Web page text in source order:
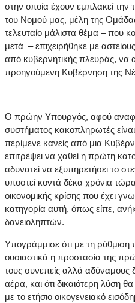
στην οποία έχουν εμπλακεί την
του Νομού μας, μέλη της
τελευταίο μάλιστα θέμα – που
μετά – επιχειρήθηκε με
από κυβερνητικής πλευράς, να
προηγούμενη Κυβέρνηση της
Ο πρώην Υπουργός, αφού
συστήματος κακοπληρωτές είναι
περίμενε κανείς από μια
επιτρέψει να χαθεί η πρώτη
αδυνατεί να εξυπηρετήσει το
υποστεί κοντά δέκα χρόνια
οικονομικής κρίσης που έχει
κατηγορία αυτή, όπως είπε,
δανειοληπτών.
Υπογράμμισε ότι με τη
ουσιαστικά η προστασία της
τους συνεπείς αλλά αδύναμους
αέρα, και ότι δικαιότερη λύση
με το ετήσιο οικογενειακό